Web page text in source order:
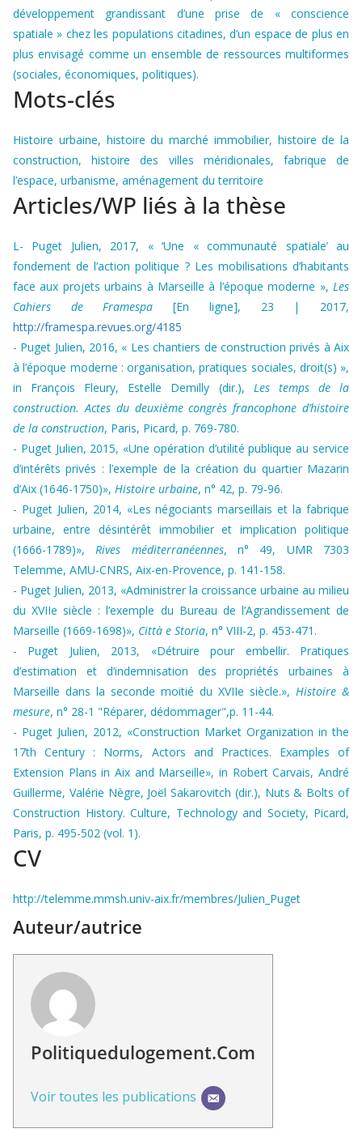
développement grandissant d’une prise de « conscience
spatiale » chez les populations citadines, d’un espace de plus en
plus envisagé comme un ensemble de ressources multiformes
(sociales, économiques, politiques).
Mots-clés
Histoire urbaine, histoire du marché immobilier, histoire de la
construction, histoire des villes méridionales, fabrique de
l’espace, urbanisme, aménagement du territoire
Articles/WP liés à la thèse
L- Puget Julien, 2017, « ‘Une « communauté spatiale’ au
fondement de l’action politique ? Les mobilisations d’habitants
face aux projets urbains à Marseille à l’époque moderne », Les
Cahiers de Framespa [En ligne], 23 | 2017,
http://framespa.revues.org/4185
- Puget Julien, 2016, « Les chantiers de construction privés à Aix
à l’époque moderne : organisation, pratiques sociales, droit(s) »,
in François Fleury, Estelle Demilly (dir.), Les temps de la
construction. Actes du deuxième congrès francophone d’histoire
de la construction, Paris, Picard, p. 769-780.
- Puget Julien, 2015, «Une opération d’utilité publique au service
d’intérêts privés : l’exemple de la création du quartier Mazarin
d’Aix (1646-1750)», Histoire urbaine, n° 42, p. 79-96.
- Puget Julien, 2014, «Les négociants marseillais et la fabrique
urbaine, entre désintérêt immobilier et implication politique
(1666-1789)»,Rives méditerranéennes, n° 49, UMR 7303
Telemme, AMU-CNRS, Aix-en-Provence, p. 141-158.
- Puget Julien, 2013, «Administrer la croissance urbaine au milieu
du XVIIe siècle : l’exemple du Bureau de l’Agrandissement de
Marseille (1669-1698)», Città e Storia, n° VIII-2, p. 453-471 .
- Puget Julien, 2013, «Détruire pour embellir. Pratiques
d’estimation et d’indemnisation des propriétés urbaines à
Marseille dans la seconde moitié du XVIIe siècle.», Histoire &
mesure, n° 28-1 "Réparer, dédommager",p. 11-44.
- Puget Julien, 2012, «Construction Market Organization in the
17th Century : Norms, Actors and Practices. Examples of
Extension Plans in Aix and Marseille», in Robert Carvais, André
Guillerme, Valérie Nègre, Joël Sakarovitch (dir.), Nuts & Bolts of
Construction History. Culture, Technology and Society, Picard,
Paris, p. 495-502 (vol. 1).
CV
http://telemme.mmsh.univ-aix.fr/membres/Julien_Puget
Auteur/autrice
Politiquedulogement.com
Voir toutes les publications